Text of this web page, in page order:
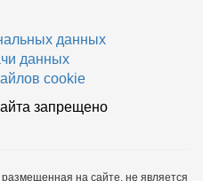
данных
данных
cookie
запрещено
на сайте, не является